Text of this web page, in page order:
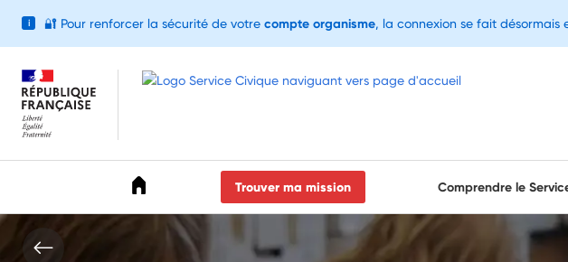
Trouver ma mission Comprendre le
i 🔐 Pour renforcer la sécurité de votre compte organisme, la connexion se fait